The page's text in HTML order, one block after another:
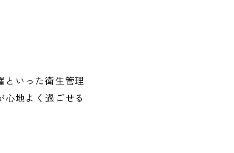
いった衛生管理
地よく過ごせる